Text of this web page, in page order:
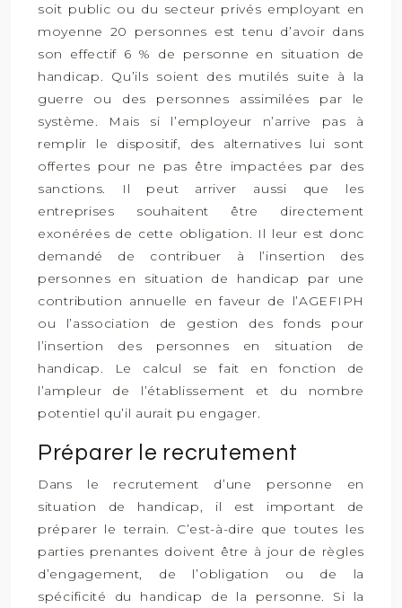
soit public ou du secteur privés employant en
moyenne 20 personnes est tenu d’avoir dans
son effectif 6 % de personne en situation de
handicap. Qu’ils soient des mutilés suite à la
guerre ou des personnes assimilées par le
système. Mais si l’employeur n’arrive pas à
remplir le dispositif, des alternatives lui sont
offertes pour ne pas être impactées par des
sanctions. Il peut arriver aussi que les
entreprises souhaitent être directement
exonérées de cette obligation. Il leur est donc
demandé de contribuer à l’insertion des
personnes en situation de handicap par une
contribution annuelle en faveur de l’AGEFIPH
ou l’association de gestion des fonds pour
l’insertion des personnes en situation de
handicap. Le calcul se fait en fonction de
l’ampleur de l’établissement et du nombre
potentiel qu’il aurait pu engager.
Préparer le recrutement
Dans le recrutement d’une personne en
situation de handicap, il est important de
préparer le terrain. C’est-à-dire que toutes les
parties prenantes doivent être à jour de règles
d’engagement, de l’obligation ou de la
spécificité du handicap de la personne. Si la